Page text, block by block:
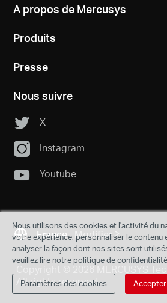
A propos de Mercusys
Produits
Presse
Nous suivre
X
Instagram
Youtube
France Modifier
All rights reserved.
Nous utilisons des cookies et l'activité du
votre expérience, personnaliser le contenu
analyser la façon dont nos sites sont
veuillez lire notre politique de
Paramètres des cookies